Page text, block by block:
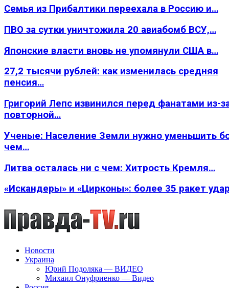
Семья из Прибалтики переехала в Россию и…
ПВО за сутки уничтожила 20 авиабомб ВСУ,…
Японские власти вновь не упомянули США в…
27,2 тысячи рублей: как изменилась средняя
пенсия…
Григорий Лепс извинился перед фанатами из-
повторной…
Ученые: Население Земли нужно уменьшить
чем…
Литва осталась ни с чем: Хитрость Кремля…
«Искандеры» и «Цирконы»: более 35 ракет
Новости
Украина
Юрий Подоляка — ВИДЕО
Михаил Онуфриенко — Видео